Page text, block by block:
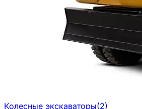
Колесные экскаваторы(2)